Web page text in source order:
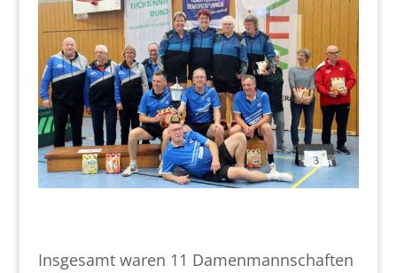
Insgesamt waren 11 Damenmannschaften